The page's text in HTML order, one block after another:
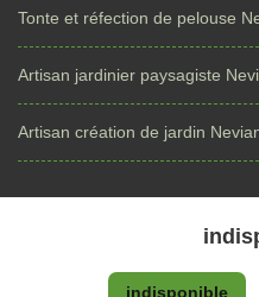
Tonte et réfection de pelouse
Artisan jardinier paysagiste
Artisan création de jardin
indisponible